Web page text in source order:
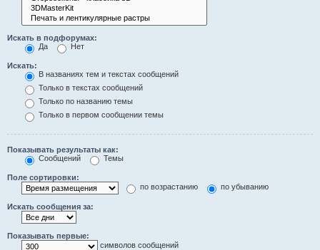
Искать в подфорумах:
Да
Нет
Искать:
В названиях тем и текстах сообщений
Только в текстах сообщений
Только по названию темы
Только в первом сообщении темы
Показывать результаты как:
Сообщений
Темы
Поле сортировки:
по возрастанию
по убыванию
Искать сообщения за:
Показывать первые:
символов сообщений